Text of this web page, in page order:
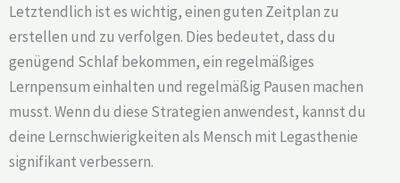
Letztendlich ist es wichtig, einen guten Zeitplan zu
erstellen und zu verfolgen. Dies bedeutet, dass du
genügend Schlaf bekommen, ein regelmäßiges
Lernpensum einhalten und regelmäßig Pausen machen
musst. Wenn du diese Strategien anwendest, kannst du
deine Lernschwierigkeiten als Mensch mit Legasthenie
signifikant verbessern.